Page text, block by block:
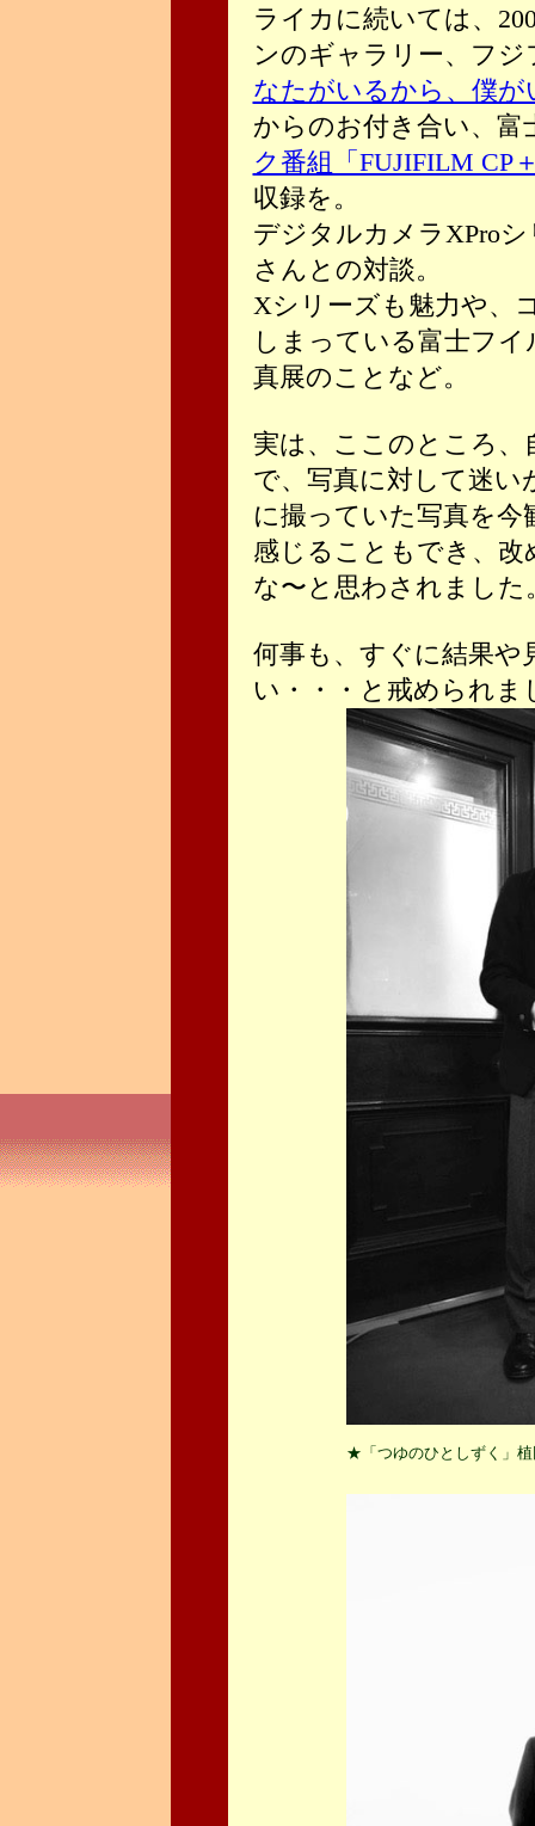
ライカに続いては、
ンのギャラリー、フ
なたがいるから、僕が
からのお付き合い、
ク番組「FUJIFILM CP
収録を。
デジタルカメラXPro
さんとの対談。
Xシリーズも魅力や、
しまっている富士フ
真展のことなど。
実は、ここのところ、
で、写真に対して迷い
に撮っていた写真を
感じることもでき、
な〜と思わされました
何事も、すぐに結果や
い・・・と戒められま
★「つゆのひとしずく」